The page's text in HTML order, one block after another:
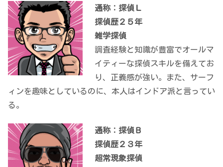
通称：探偵Ｌ
探偵歴２５年
雑学探偵
調査経験と知識が豊富でオールマ
イティーな探偵スキルを備えてお
り、正義感が強い。また、サーフ
ィンを趣味としているのに、本人はインドア派と言ってい
る。
通称：探偵Ｂ
探偵歴２３年
超常現象探偵